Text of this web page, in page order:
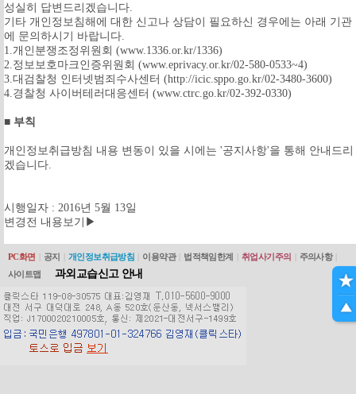
성실히 답변드리겠습니다.
기타 개인정보침해에 대한 신고나 상담이 필요하신 경우에는 아래 기관
에 문의하시기 바랍니다.
1.개인분쟁조정위원회 (www.1336.or.kr/1336)
2.정보보호마크인증위원회 (www.eprivacy.or.kr/02-580-0533~4)
3.대검찰청 인터넷범죄수사센터 (http://icic.sppo.go.kr/02-3480-3600)
4.경찰청 사이버테러대응센터 (www.ctrc.go.kr/02-392-0330)
■ 부칙
개인정보취급방침 내용 변동이 있을 시에는 '공지사항'을 통해 안내드리
겠습니다.
시행일자 : 2016년 5월 13일
변경전 내용보기▶
PC화면 공지 개인정보취급방침 이용약관 법적책임한계 취업사기주의 주의사항
사이트맵
과외교습신고 안내